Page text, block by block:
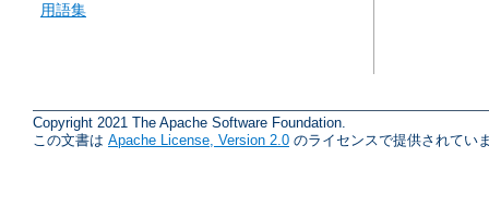
用語集
Copyright 2021 The Apache Software Foundation.
この文書は Apache License, Version 2.0 のライセンスで提供されてい